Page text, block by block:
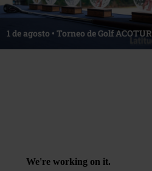
1 de agosto • Torneo de Golf ACOTUR